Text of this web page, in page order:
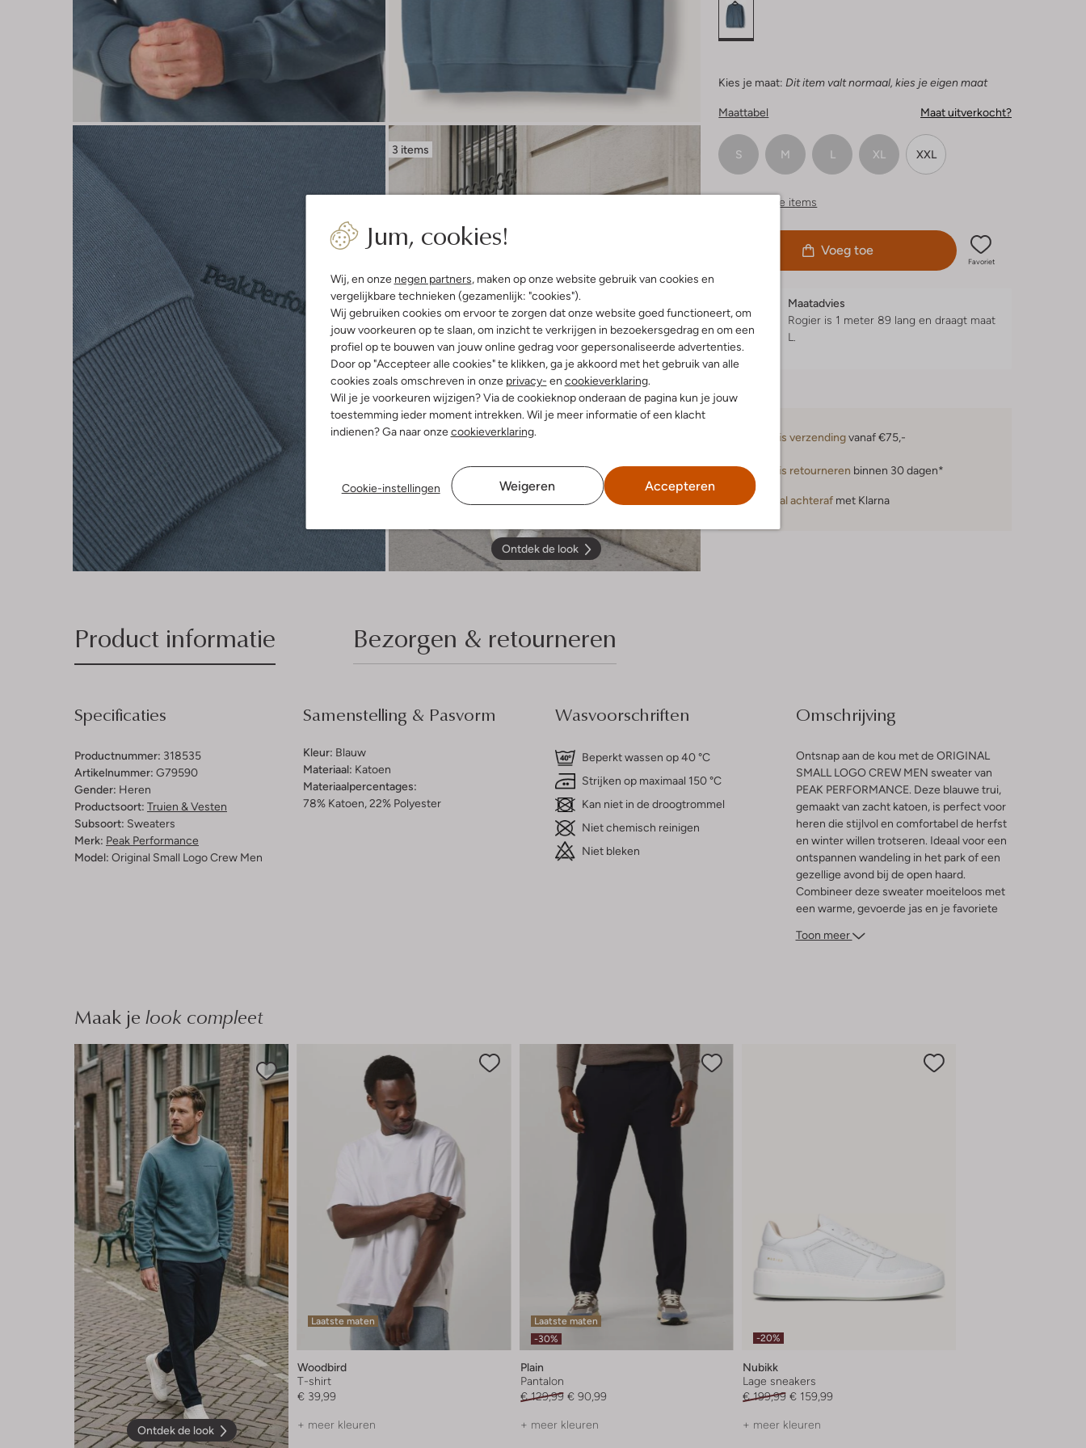
Jum, cookies!
Wij, en onze negen partners, maken op onze website gebruik van cookies en
vergelijkbare technieken (gezamenlijk: "cookies").
Wij gebruiken cookies om ervoor te zorgen dat onze website goed functioneert, om
jouw voorkeuren op te slaan, om inzicht te verkrijgen in bezoekersgedrag en om een
profiel op te bouwen van jouw online gedrag voor gepersonaliseerde advertenties.
Door op "Accepteer alle cookies" te klikken, ga je akkoord met het gebruik van alle
cookies zoals omschreven in onze privacy- en cookieverklaring.
Wil je je voorkeuren wijzigen? Via de cookieknop onderaan de pagina kun je jouw
toestemming ieder moment intrekken. Wil je meer informatie of een klacht
indienen? Ga naar onzecookieverklaring.
Cookie-instellingen Weigeren Accepteren
3 items
Ontdek de look
Kies je maat: Dit item valt normaal, kies je eigen maat
Maattabel Maat uitverkocht?
S M L XL XXL
Vergelijkbare items
Voeg toe
Favoriet
Maatadvies
Rogier is 1 meter 89 lang en draagt maat
L.
Gratis verzendingvanaf €75,-
Gratis retourneren binnen 30 dagen*
Betaal achteraf met Klarna
Product informatie Bezorgen & retourneren
Specificaties
Productnummer: 318535
Artikelnummer: G79590
Gender: Heren
Productsoort: Truien & Vesten
Subsoort: Sweaters
Merk: Peak Performance
Model: Original Small Logo Crew Men
Samenstelling & Pasvorm
Kleur: Blauw
Materiaal: Katoen
Materiaalpercentages:
78% Katoen, 22% Polyester
Wasvoorschriften
Beperkt wassen op 40 °C
Strijken op maximaal 150 °C
Kan niet in de droogtrommel
Niet chemisch reinigen
Niet bleken
Omschrijving
Ontsnap aan de kou met de ORIGINAL
SMALL LOGO CREW MEN sweater van
PEAK PERFORMANCE. Deze blauwe trui,
gemaakt van zacht katoen, is perfect voor
heren die stijlvol en comfortabel de herfst
en winter willen trotseren. Ideaal voor een
ontspannen wandeling in het park of een
gezellige avond bij de open haard.
Combineer deze sweater moeiteloos met
een warme, gevoerde jas en je favoriete
logo-details geven een moderne twist aan
Toon meer
Maak je look compleet
Ontdek de look
Laatste maten
Woodbird
T-shirt
€ 39,99
+ meer kleuren
Laatste maten
-30%
Plain
Pantalon
€ 129,99 € 90,99
+ meer kleuren
-20%
Nubikk
Lage sneakers
€ 199,99 € 159,99
+ meer kleuren